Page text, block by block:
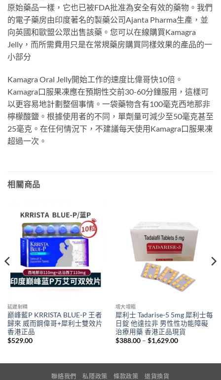
原始藥品一樣，它也已被FDA批准為安全有效的藥物。我們
的電子藥房由印度著名的製藥公司Ajanta Pharma生產，並
向英國和歐盟公眾出售該藥。您可以在線購買Kamagra
Jelly，而所需費用只是在常規藥房購買同樣效果的產品的一
小部分
Kamagra Oral Jelly開始工作的速度比偉哥快10倍。
Kamagra口服果凍應在預期性交前30-60分鐘服用，這樣可
以更容易地計劃整個事情。一袋藥物含有100毫克西地那非
檸檬酸鹽。根據使用者的不同，單劑量可減少至50毫克甚至
25毫克。在任何情況下，不建議每天使用Kamagra口服果凍
超過一次。
相關商品
延遲射精
巅峰藍P KRRISTA BLUE-P 王者
歸來 威而鋼偉哥+犀利士雙效片
香港正品
$529.00
增大增粗
犀利士 Tadarise-5 5mg 犀利士每
日錠 他達拉非 男性性功能障礙
治療用藥 香港正品現貨
$388.00 – $1,629.00Price
$1,629.00
聯絡我們 私隱政策 條款政策 退貨換貨